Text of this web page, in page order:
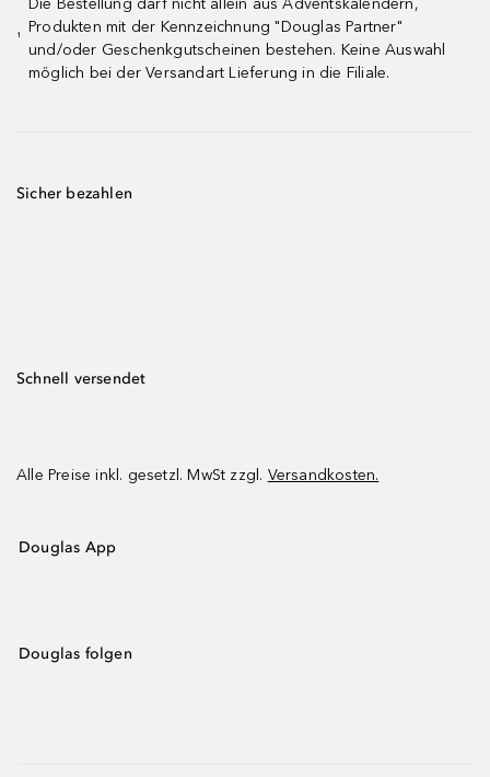
¹
Die Bestellung darf nicht allein aus Adventskalendern,
Produkten mit der Kennzeichnung "Douglas Partner"
und/oder Geschenkgutscheinen bestehen. Keine Auswahl
möglich bei der Versandart Lieferung in die Filiale.
Sicher bezahlen
Schnell versendet
Alle Preise inkl. gesetzl. MwSt zzgl. Versandkosten.
Douglas App
Douglas folgen